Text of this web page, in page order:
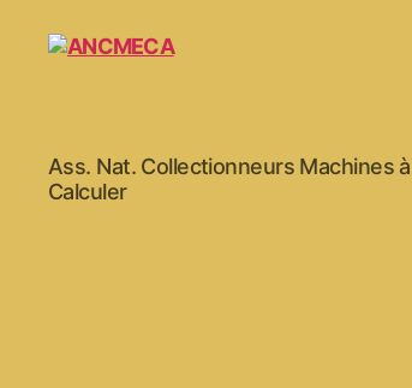
ANCMECA
Ass. Nat. Collectionneurs Machines
Calculer